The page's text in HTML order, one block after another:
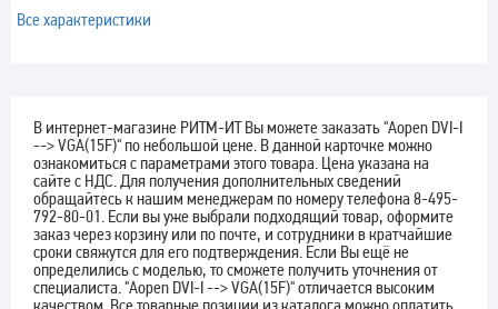
Все характеристики
В интернет-магазине РИТМ-ИТ Вы можете заказать "Aopen DVI-I
--> VGA(15F)" по небольшой цене. В данной карточке можно
ознакомиться с параметрами этого товара. Цена указана на
сайте с НДС. Для получения дополнительных сведений
обращайтесь к нашим менеджерам по номеру телефона 8-495-
792-80-01. Если вы уже выбрали подходящий товар, оформите
заказ через корзину или по почте, и сотрудники в кратчайшие
сроки свяжутся для его подтверждения. Если Вы ещё не
определились с моделью, то сможете получить уточнения от
специалиста. "Aopen DVI-I --> VGA(15F)" отличается высоким